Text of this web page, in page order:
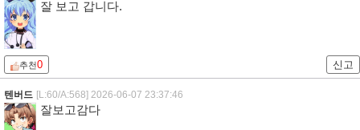
잘 보고 갑니다.
추천0 신고
텐버드 [L:60/A:568] 2026-06-07 23:37:46
잘보고감다